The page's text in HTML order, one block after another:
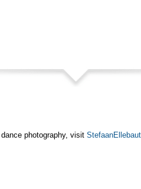
photography, visit